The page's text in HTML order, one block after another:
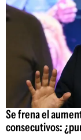
Se frena el
consecutivos: